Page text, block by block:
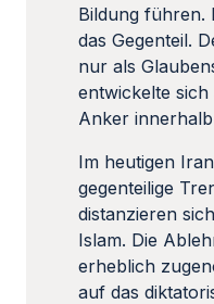
Bildung führen.
das Gegenteil.
nur als
entwickelte
Anker
Im heutigen
gegenteilige
distanzieren
Islam. Die
erheblich
auf das